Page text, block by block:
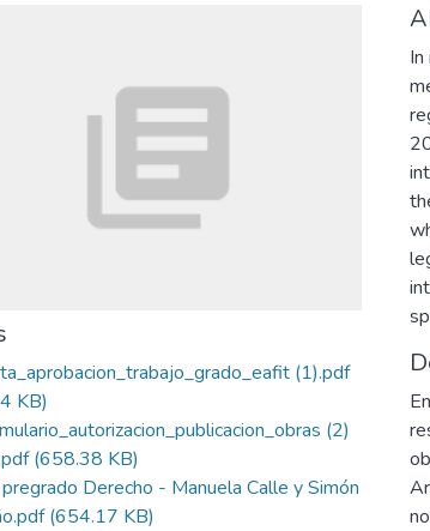
(1).pdf
KB)
(2)
(658.38 KB)
Derecho - Manuela Calle y Simón
(654.17 KB)